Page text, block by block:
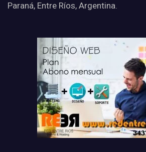
Paraná, Entre Ríos, Argentina.